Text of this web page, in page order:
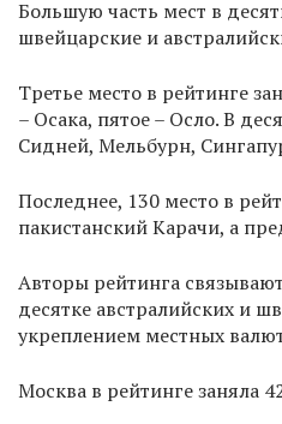
Большую часть мест в
швейцарские и
Третье место в рейтинге
– Осака, пятое – Осло. В
Сидней, Мельбурн,
Последнее, 130 место в
пакистанский Карачи, а
Авторы рейтинга
десятке австралийских и
укреплением местных
Москва в рейтинге заняла